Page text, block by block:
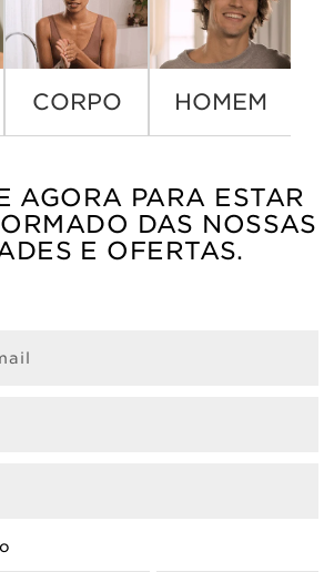
CORPO HOMEM
AGORA PARA ESTAR
DAS NOSSAS
E OFERTAS.